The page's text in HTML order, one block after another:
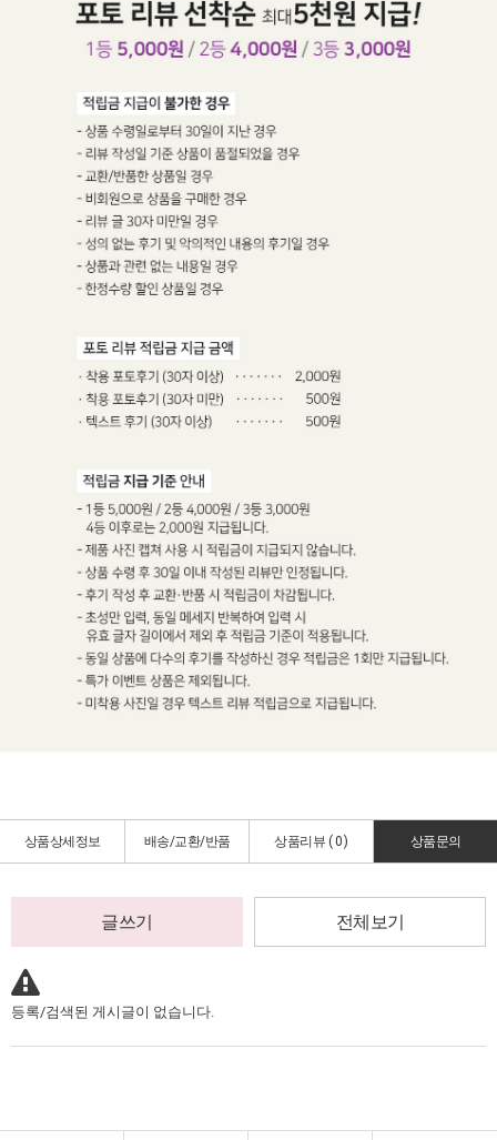
상품상세정보 배송/교환/반품 상품리뷰 ( 0) 상품문의
글쓰기 전체보기
등록/검색된 게시글이 없습니다.